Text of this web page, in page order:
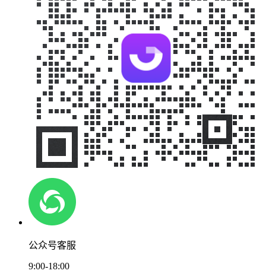
公众号客服
9:00-18:00